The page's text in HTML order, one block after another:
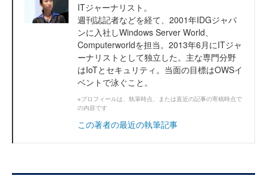
ITジャーナリスト。
週刊誌記者などを経て、2001年IDGジャパ
ンに入社しWindows Server World、
Computerworldを担当。2013年6月にITジャ
ーナリストとして独立した。主な専門分野
はIoTとセキュリティ。当面の目標はOWSイ
ベントで泳ぐこと。
※プロフィールは、執筆時点、または直近の記事の寄稿時点で
の内容です
この著者の最近の執筆記事